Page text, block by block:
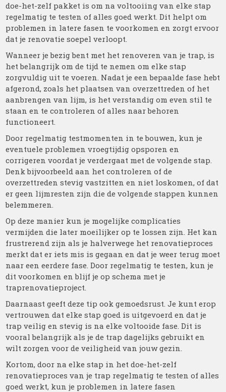
doe-het-zelf pakket is om na voltooiing van elke stap
regelmatig te testen of alles goed werkt. Dit helpt om
problemen in latere fasen te voorkomen en zorgt ervoor
dat je renovatie soepel verloopt.
Wanneer je bezig bent met het renoveren van je trap, is
het belangrijk om de tijd te nemen om elke stap
zorgvuldig uit te voeren. Nadat je een bepaalde fase hebt
afgerond, zoals het plaatsen van overzettreden of het
aanbrengen van lijm, is het verstandig om even stil te
staan en te controleren of alles naar behoren
functioneert.
Door regelmatig testmomenten in te bouwen, kun je
eventuele problemen vroegtijdig opsporen en
corrigeren voordat je verdergaat met de volgende stap.
Denk bijvoorbeeld aan het controleren of de
overzettreden stevig vastzitten en niet loskomen, of dat
er geen lijmresten zijn die de volgende stappen kunnen
belemmeren.
Op deze manier kun je mogelijke complicaties
vermijden die later moeilijker op te lossen zijn. Het kan
frustrerend zijn als je halverwege het renovatieproces
merkt dat er iets mis is gegaan en dat je weer terug moet
naar een eerdere fase. Door regelmatig te testen, kun je
dit voorkomen en blijf je op schema met je
traprenovatieproject.
Daarnaast geeft deze tip ook gemoedsrust. Je kunt erop
vertrouwen dat elke stap goed is uitgevoerd en dat je
trap veilig en stevig is na elke voltooide fase. Dit is
vooral belangrijk als je de trap dagelijks gebruikt en
wilt zorgen voor de veiligheid van jouw gezin.
Kortom, door na elke stap in het doe-het-zelf
renovatieproces van je trap regelmatig te testen of alles
goed werkt, kun je problemen in latere fasen